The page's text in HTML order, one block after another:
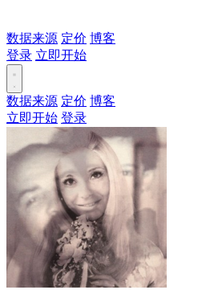
数据来源 定价 博客
登录 立即开始
数据来源 定价 博客
立即开始 登录